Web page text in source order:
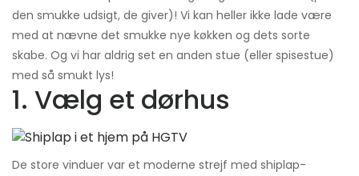
den smukke udsigt, de giver)! Vi kan heller ikke lade være
med at nævne det smukke nye køkken og dets sorte
skabe. Og vi har aldrig set en anden stue (eller spisestue)
med så smukt lys!
1. Vælg et dørhus
De store vinduer var et moderne strejf med shiplap-